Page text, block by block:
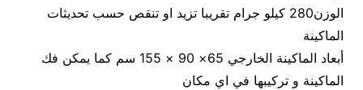
الوزن280 كيلو جرام تقريبا تزيد او تنقص حسب تحديثات
الماكينة
أبعاد الماكينة الخارجي 65× 90 × 155 سم كما يمكن فك
الماكينة و تركيبها في اي مكان